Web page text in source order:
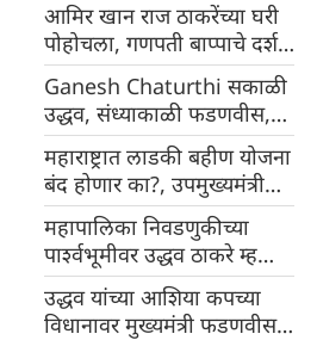
आमिर खान राज ठाकरेंच्या घरी
पोहोचला, गणपती बाप्पाचे दर्शन
घेतले
Ganesh Chaturthi सकाळी
उद्धव, संध्याकाळी फडणवीस,
राज ठाकरेंच्या 'शिवतीर्थ' येथे
राजकीय संगम
महाराष्ट्रात लाडकी बहीण योजना
बंद होणार का?, उपमुख्यमंत्री
शिंदे यांचे मोठे विधान
महापालिका निवडणुकीच्या
पार्श्वभूमीवर उद्धव ठाकरे म्हणाले
डोळ्यात तेल घालून मतदार यादी
तपासा
उद्धव यांच्या आशिया कपच्या
विधानावर मुख्यमंत्री फडणवीस